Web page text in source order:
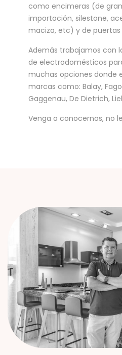
como encimeras (de
importación, silestone,
maciza, etc) y de puertas
Además trabajamos con
de electrodomésticos
muchas opciones donde
marcas como: Balay,
Gaggenau, De Dietrich,
Venga a conocernos, no